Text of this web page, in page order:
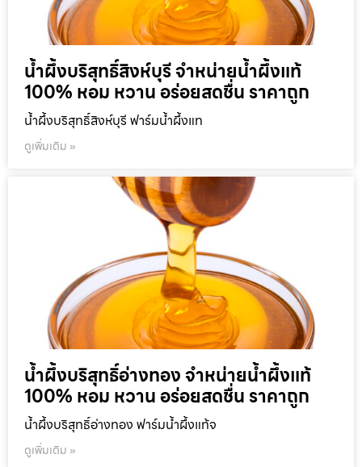
น้ำผึ้งบริสุทธิ์สิงห์บุรี จำหน่ายน้ำผึ้งแท้
100% หอม หวาน อร่อยสดชื่น ราคาถูก
น้ำผึ้งบริสุทธิ์สิงห์บุรี ฟาร์มน้ำผึ้งแท
ดูเพิ่มเติม »
น้ำผึ้งบริสุทธิ์อ่างทอง จำหน่ายน้ำผึ้งแท้
100% หอม หวาน อร่อยสดชื่น ราคาถูก
น้ำผึ้งบริสุทธิ์อ่างทอง ฟาร์มน้ำผึ้งแท้จ
ดูเพิ่มเติม »